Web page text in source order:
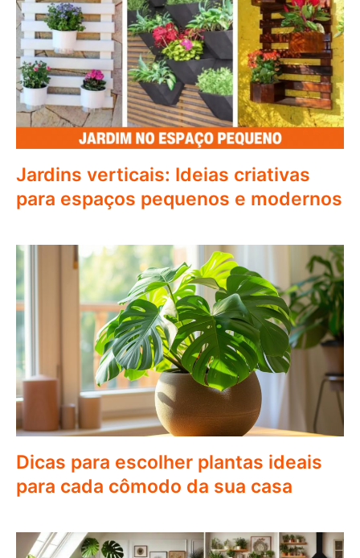
Jardins verticais: Ideias criativas
para espaços pequenos e modernos
Dicas para escolher plantas ideais
para cada cômodo da sua casa